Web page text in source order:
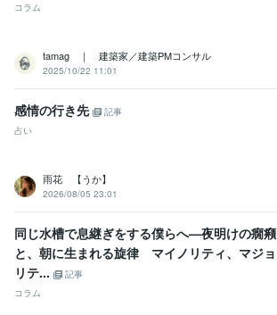
コラム
tamag ｜ 建築家／建築PMコンサル
2025/10/22 11:01
感情の行き先
記事
占い
雨花 【うか】
2026/08/05 23:01
同じ水槽で息継ぎをする僕らへ—夜明けの癇癪
と、朝に生まれる旋律 マイノリティ、マジョ
リテ...
記事
コラム